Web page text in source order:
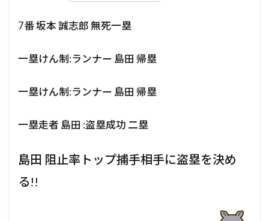
7番 坂本 誠志郎 無死一塁
一塁けん制:ランナー 島田 帰塁
一塁けん制:ランナー 島田 帰塁
一塁走者 島田 :盗塁成功 二塁
島田 阻止率トップ捕手相手に盗塁を決め
る!!